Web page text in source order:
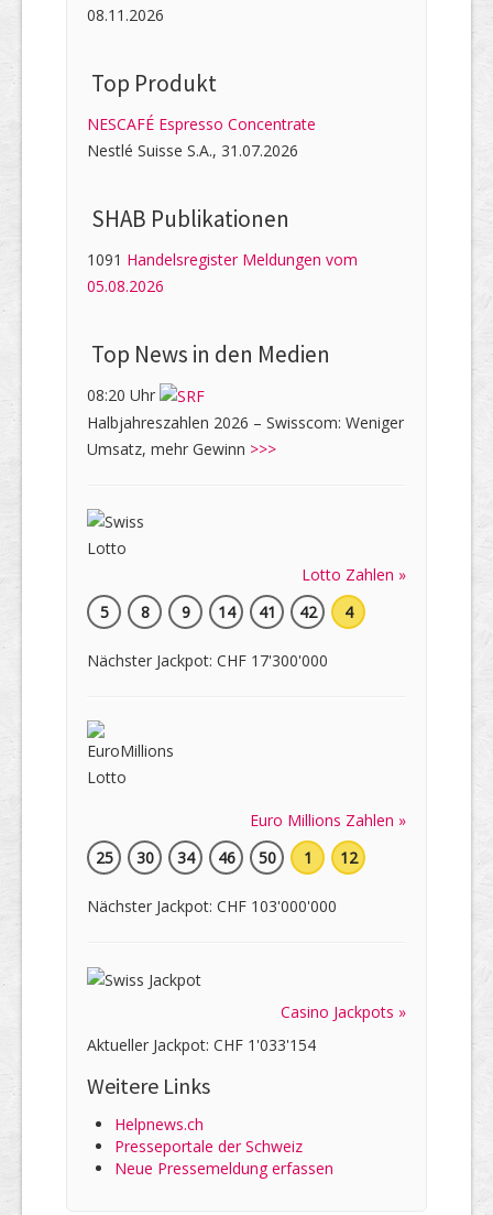
08.11.2026
Top Produkt
NESCAFÉ Espresso Concentrate
Nestlé Suisse S.A., 31.07.2026
SHAB Publi­kati­onen
1091 Handelsregister Meldungen vom
05.08.2026
Top News in den Medien
08:20 Uhr
Halbjahreszahlen 2026 – Swisscom: Weniger
Umsatz, mehr Gewinn >>>
Lotto Zahlen »
5
8 9 14 41 42 4
Nächster Jackpot: CHF 17'300'000
Euro Millions Zahlen »
25
30 34 46 50 1 12
Nächster Jackpot: CHF 103'000'000
Casino Jackpots »
Aktueller Jackpot: CHF 1'033'154
Weitere Links
Helpnews.ch
Presseportale der Schweiz
Neue Pressemeldung erfassen